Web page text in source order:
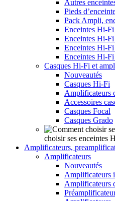
Autres
Pieds
Pack Ampli,
Enceintes Hi-
Enceintes Hi-
Enceintes Hi-Fi
Enceintes Hi-
Casques Hi-Fi et
Nouveautés
Casques Hi-Fi
Amplificateurs
Accessoires
Casques Focal
Casques Grado
choisir ses enceintes
Amplificateurs,
Amplificateurs
Nouveautés
Amplificateurs
Amplificateurs